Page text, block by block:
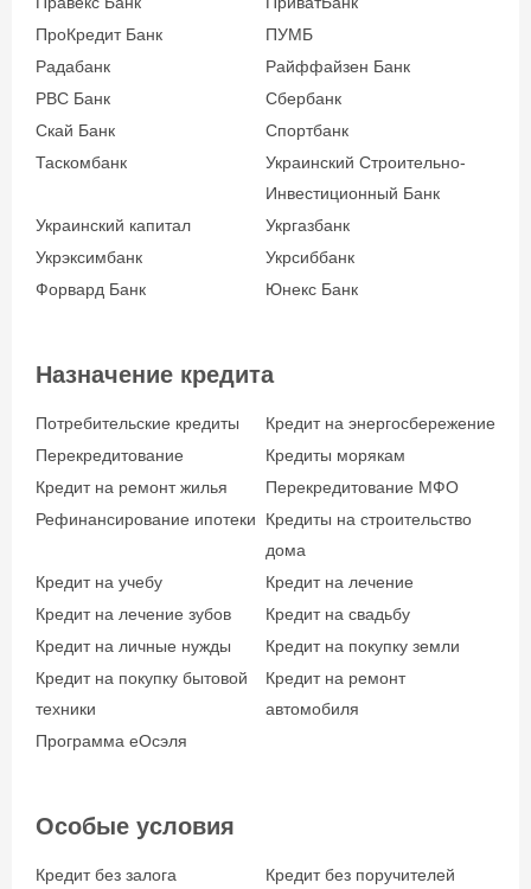
Возраст заёмщика
ПроКредит Банк
ПУМБ
Радабанк
Райффайзен Банк
РВС Банк
Сбербанк
Скай Банк
Спортбанк
Таскомбанк
Украинский Строительно-
Инвестиционный Банк
Украинский капитал
Укргазбанк
Укрэксимбанк
Укрсиббанк
Форвард Банк
Юнекс Банк
Назначение кредита
Потребительские кредиты
Кредит на энергосбережение
Перекредитование
Кредиты морякам
Кредит на ремонт жилья
Перекредитование МФО
Рефинансирование ипотеки
Кредиты на строительство
дома
Кредит на учебу
Кредит на лечение
Кредит на лечение зубов
Кредит на свадьбу
Кредит на личные нужды
Кредит на покупку земли
Кредит на покупку бытовой
техники
Кредит на ремонт
автомобиля
Программа еОсэля
Особые условия
Кредит без залога
Кредит без поручителей